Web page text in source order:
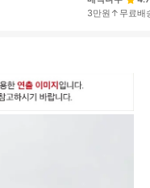
3만원↑무료배